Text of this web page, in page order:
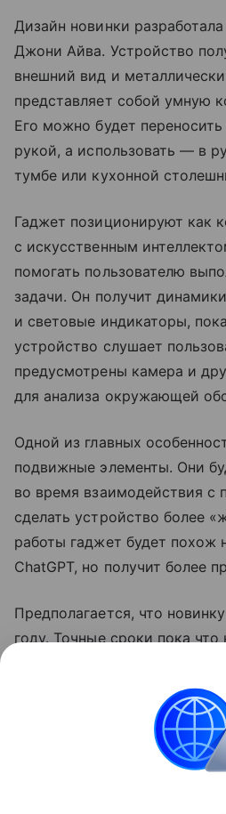
Дизайн новинки
Джони Айва. Устройство
внешний вид и
представляет собой умную
Его можно будет
рукой, а использовать — в
тумбе или кухонной
Гаджет позиционируют как
с искусственным
помогать пользователю
задачи. Он получит
и световые индикаторы,
устройство слушает
предусмотрены камера и
для анализа окружающей
Одной из главных
подвижные элементы. Они
во время взаимодействия с
сделать устройство более
работы гаджет будет похож
ChatGPT, но получит более
Предполагается, что
году. Точные сроки пока что
OpenAI